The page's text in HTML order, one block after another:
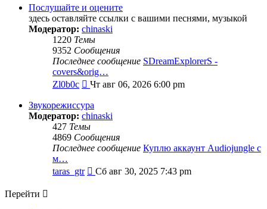
последнему
сообщению
Послушайте и оцените
здесь оставляйте ссылки с вашими песнями, музыкой
Модератор: chinaski
1220 Темы
9352 Сообщения
Последнее сообщение SDreamExplorerS -
covers&orig…
Zl0b0c
Перейти
последнему
сообщению
Чт авг 06, 2026 6:00 pm
Звукорежиссура
Модератор: chinaski
427 Темы
4869 Сообщения
Последнее сообщение Куплю аккаунт Audiojungle с
м…
taras_gtr
Перейти
Сб авг 30, 2025 7:43 pm
Перейти